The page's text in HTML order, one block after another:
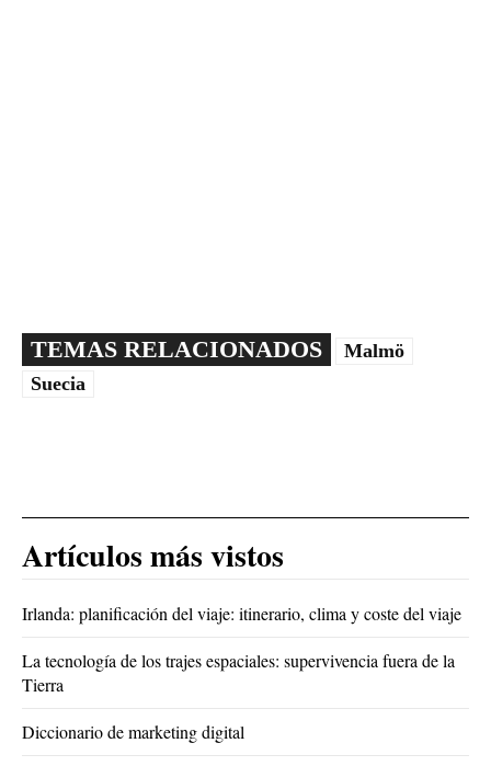
TEMAS RELACIONADOS
Malmö
Suecia
Artículos más vistos
Irlanda: planificación del viaje: itinerario, clima y coste del viaje
La tecnología de los trajes espaciales: supervivencia fuera de la
Tierra
Diccionario de marketing digital